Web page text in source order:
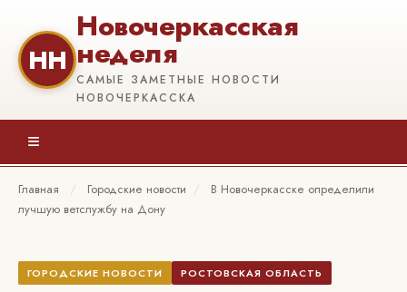
НН
Новочеркасская
неделя
САМЫЕ ЗАМЕТНЫЕ НОВОСТИ
НОВОЧЕРКАССКА
≡
Главная / Городские новости /
В Новочеркасске определили
лучшую ветслужбу на Дону
ГОРОДСКИЕ НОВОСТИ РОСТОВСКАЯ ОБЛАСТЬ